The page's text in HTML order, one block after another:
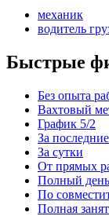
механик
водитель
Быстрые
Без опыта
Вахтовый
График 5/2
За
За сутки
От прямых
Полный день
По
Полная